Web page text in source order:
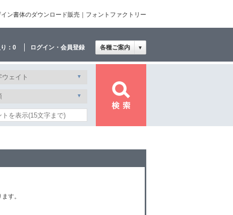
ン書体のダウンロード販売｜フォントファクトリー
： 0 ログイン・会員登録 各種ご案内 ▼
す。